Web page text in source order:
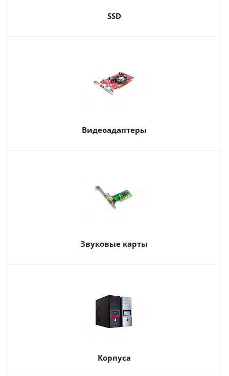
SSD
Видеоадаптеры
Звуковые карты
Корпуса